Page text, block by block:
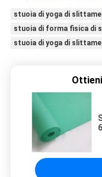
stuoia di yoga di
stuoia di forma fisica di
stuoia di yoga di